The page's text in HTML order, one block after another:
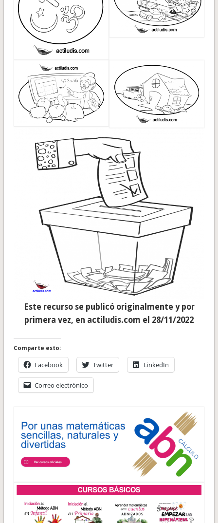
Este recurso se publicó originalmente y por
primera vez, en actiludis.com el 28/11/2022
Comparte esto:
Facebook Twitter LinkedIn
Correo electrónico